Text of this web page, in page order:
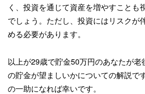
く、投資を通じて資産を増やすことも
でしょう。ただし、投資にはリスクが
める必要があります。
以上が29歳で貯金50万円のあなたが老
の貯金が望ましいかについての解説で
の一助になれば幸いです。